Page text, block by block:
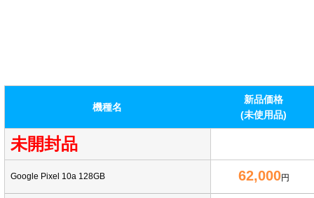
機種名
新品価格
(未使用品)
未開封品
Google Pixel 10a 128GB 62,000円